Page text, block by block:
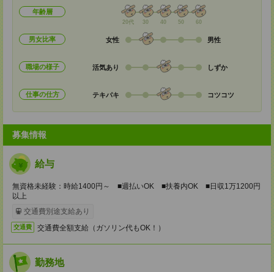
年齢層
20代 30 40 50 60
男女比率 女性 男性
職場の様子 活気あり しずか
仕事の仕方 テキパキ コツコツ
募集情報
給与
無資格未経験：時給1400円～ ■週払いOK ■扶養内OK ■日収1万1200円
以上
交通費別途支給あり
交通費 交通費全額支給（ガソリン代もOK！）
勤務地